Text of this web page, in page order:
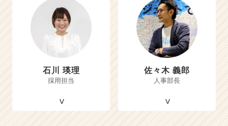
石川 瑛理
採用担当
佐々木 義郎
人事部長